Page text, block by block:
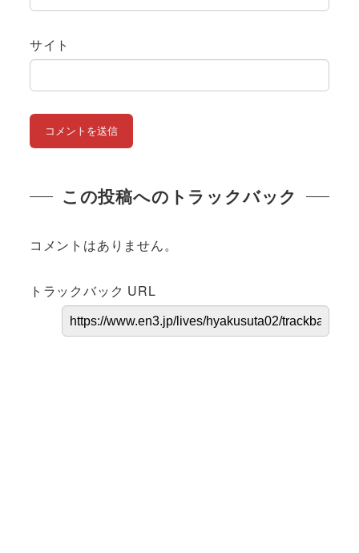
サイト
この投稿へのトラックバック
コメントはありません。
トラックバック URL